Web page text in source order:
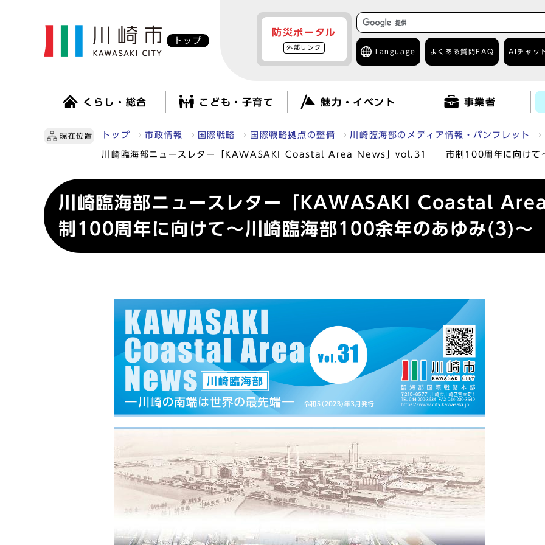
トップ
防災ポータル
外部リンク
Language よくある質問 FAQ AIチャッ
くらし・総合 こども・子育て 魅力・イベント 事業者
現在位置 トップ 市政情報 国際戦略 国際戦略拠点の整備 川崎臨海部のメディア情報・パンフレット
川崎臨海部ニュースレター「KAWASAKI Coastal Area News」vol.31 市制100周年に向けて
川崎臨海部ニュースレター「KAWASAKI Coastal
制100周年に向けて～川崎臨海部100余年のあゆみ(3)～